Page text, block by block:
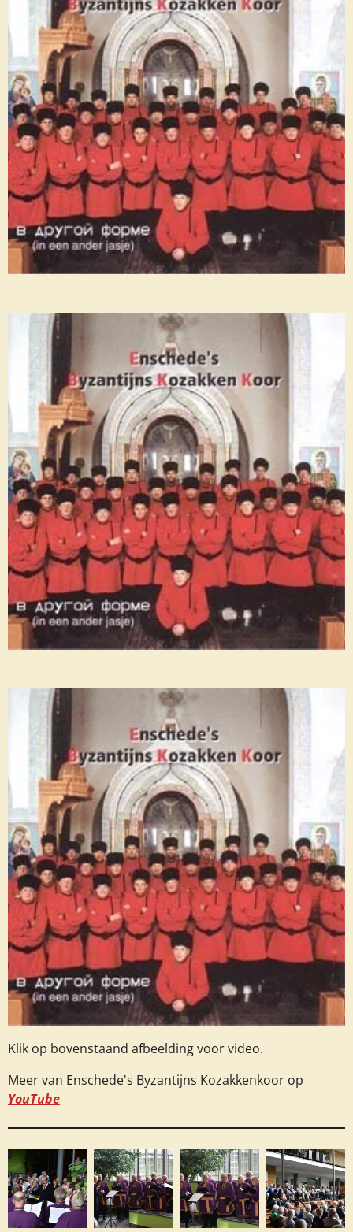
Klik op bovenstaand afbeelding voor video.
Meer van Enschede's Byzantijns Kozakkenkoor op
YouTube